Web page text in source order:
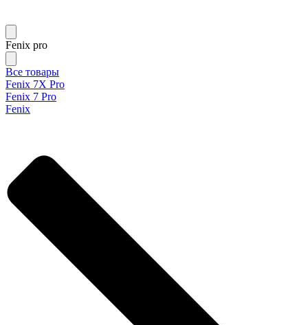
Fenix pro
Все товары
Fenix 7X Pro
Fenix 7 Pro
Fenix